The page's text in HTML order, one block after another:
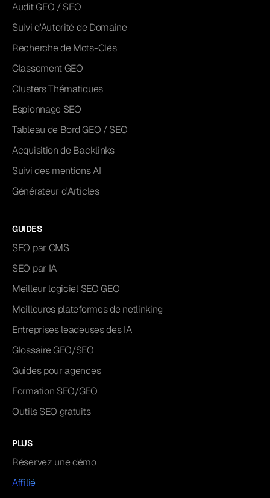
Audit GEO / SEO
Suivi d'Autorité de Domaine
Recherche de Mots-Clés
Classement GEO
Clusters Thématiques
Espionnage SEO
Tableau de Bord GEO / SEO
Acquisition de Backlinks
Suivi des mentions AI
Générateur d'Articles
GUIDES
SEO par CMS
SEO par IA
Meilleur logiciel SEO GEO
Meilleures plateformes de netlinking
Entreprises leadeuses des IA
Glossaire GEO/SEO
Guides pour agences
Formation SEO/GEO
Outils SEO gratuits
PLUS
Réservez une démo
Affilié